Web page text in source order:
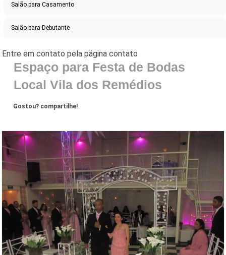
Salão para Casamento
Salão para Debutante
Espaço para Festa de Bodas
Local Vila dos Remédios
Gostou? compartilhe!